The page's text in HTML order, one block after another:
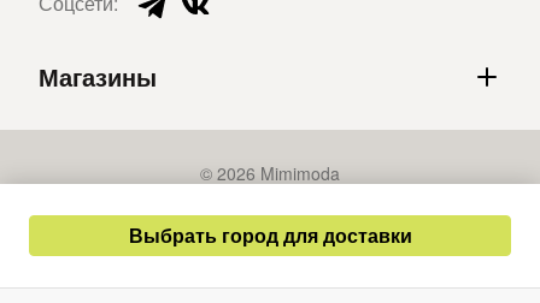
Выбрать город для доставки
Магазины
© 2026 Mimimoda
Политика конфиденциальности